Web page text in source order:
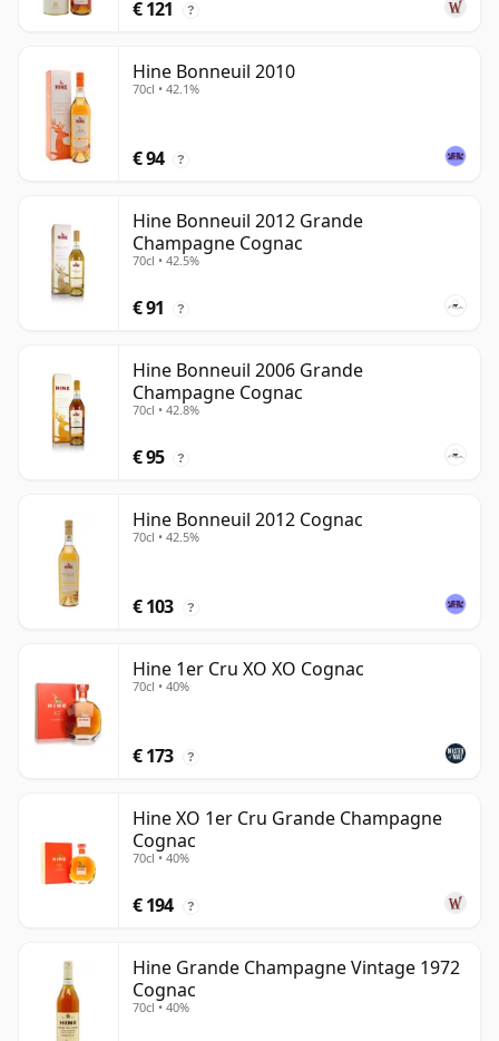
€ 121 ?
Hine Bonneuil 2010
70cl • 42.1%
€ 94 ?
Hine Bonneuil 2012 Grande
Champagne Cognac
70cl • 42.5%
€ 91 ?
Hine Bonneuil 2006 Grande
Champagne Cognac
70cl • 42.8%
€ 95 ?
Hine Bonneuil 2012 Cognac
70cl • 42.5%
€ 103 ?
Hine 1er Cru XO XO Cognac
70cl • 40%
€ 173 ?
Hine XO 1er Cru Grande Champagne
Cognac
70cl • 40%
€ 194 ?
Hine Grande Champagne Vintage 1972
Cognac
70cl • 40%